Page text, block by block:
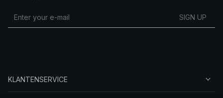
SIGN UP
KLANTENSERVICE